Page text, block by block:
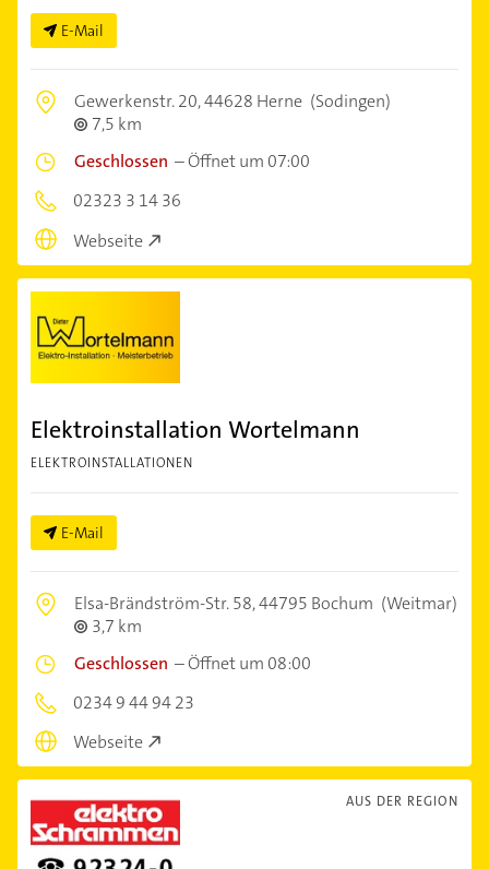
E-Mail
Gewerkenstr. 20,44628 Herne (Sodingen)
7,5 km
Geschlossen –Öffnet um 07:00
02323 3 14 36
Webseite
Elektroinstallation Wortelmann
ELEKTROINSTALLATIONEN
E-Mail
Elsa-Brändström-Str. 58,44795 Bochum (Weitmar)
3,7 km
Geschlossen –Öffnet um 08:00
0234 9 44 94 23
Webseite
AUS DER REGION